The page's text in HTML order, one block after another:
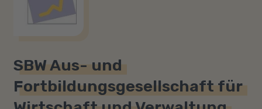
SBW Aus- und
Fortbildungsgesellschaft für